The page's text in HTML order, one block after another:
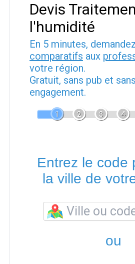
Devis
l'humidité
En 5 minutes,
comparatifs aux
votre région.
Gratuit, sans pub et sans
engagement.
1 2 3 4
Entrez le code
la ville de
ou